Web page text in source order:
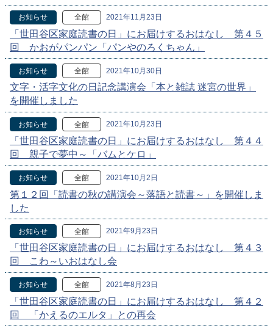
お知らせ 全館 2021年11月23日
「世田谷区家庭読書の日」にお届けするおはなし 第４５
回 かおがパンパン「パンやのろくちゃん」
お知らせ 全館 2021年10月30日
文字・活字文化の日記念講演会「本と雑誌 迷宮の世界」
を開催しました
お知らせ 全館 2021年10月23日
「世田谷区家庭読書の日」にお届けするおはなし 第４４
回 親子で夢中～「バムとケロ」
お知らせ 全館 2021年10月2日
第１２回「読書の秋の講演会～落語と読書～」を開催しま
した
お知らせ 全館 2021年9月23日
「世田谷区家庭読書の日」にお届けするおはなし 第４３
回 こわ～いおはなし会
お知らせ 全館 2021年8月23日
「世田谷区家庭読書の日」にお届けするおはなし 第４２
回 「かえるのエルタ」との再会